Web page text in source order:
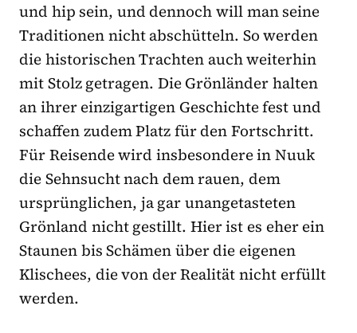
und hip sein, und dennoch will man seine
Traditionen nicht abschütteln. So werden
die historischen Trachten auch weiterhin
mit Stolz getragen. Die Grönländer halten
an ihrer einzigartigen Geschichte fest und
schaffen zudem Platz für den Fortschritt.
Für Reisende wird insbesondere in Nuuk
die Sehnsucht nach dem rauen, dem
ursprünglichen, ja gar unangetasteten
Grönland nicht gestillt. Hier ist es eher ein
Staunen bis Schämen über die eigenen
Klischees, die von der Realität nicht erfüllt
werden.